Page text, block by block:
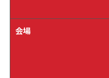
会場